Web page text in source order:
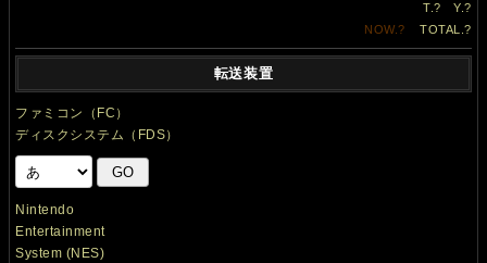
T.? Y.?
NOW.? TOTAL.?
転送装置
ファミコン（FC）
ディスクシステム（FDS）
Nintendo
Entertainment
System (NES)